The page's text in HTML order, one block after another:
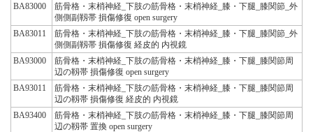
BA83000
筋骨格・末梢神経_下肢の筋骨格・末梢神経_膝・下腿_膝関節_外
側側副靱帯 損傷修復 open surgery
BA83011
筋骨格・末梢神経_下肢の筋骨格・末梢神経_膝・下腿_膝関節_外
側側副靱帯 損傷修復 経皮的 内視鏡
BA93000
筋骨格・末梢神経_下肢の筋骨格・末梢神経_膝・下腿_膝関節周
辺の靱帯 損傷修復 open surgery
BA93011
筋骨格・末梢神経_下肢の筋骨格・末梢神経_膝・下腿_膝関節周
辺の靱帯 損傷修復 経皮的 内視鏡
BA93400
筋骨格・末梢神経_下肢の筋骨格・末梢神経_膝・下腿_膝関節周
辺の靱帯 置換 open surgery